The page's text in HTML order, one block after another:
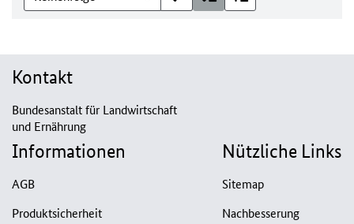
Kontakt
Bundesanstalt für Landwirtschaft
und Ernährung
Informationen
AGB
Produktsicherheit
Nützliche Links
Sitemap
Nachbesserung